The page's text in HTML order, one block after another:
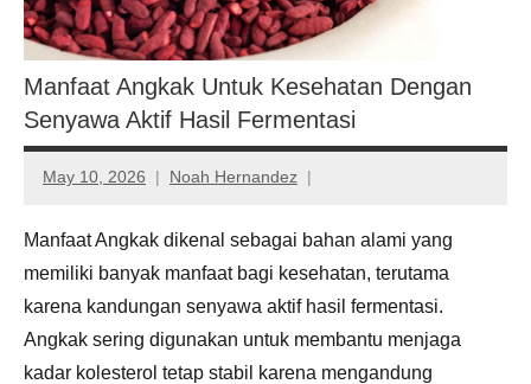
Manfaat Angkak Untuk Kesehatan Dengan
Senyawa Aktif Hasil Fermentasi
May 10, 2026 Noah Hernandez
Manfaat Angkak dikenal sebagai bahan alami yang
memiliki banyak manfaat bagi kesehatan, terutama
karena kandungan senyawa aktif hasil fermentasi.
Angkak sering digunakan untuk membantu menjaga
kadar kolesterol tetap stabil karena mengandung